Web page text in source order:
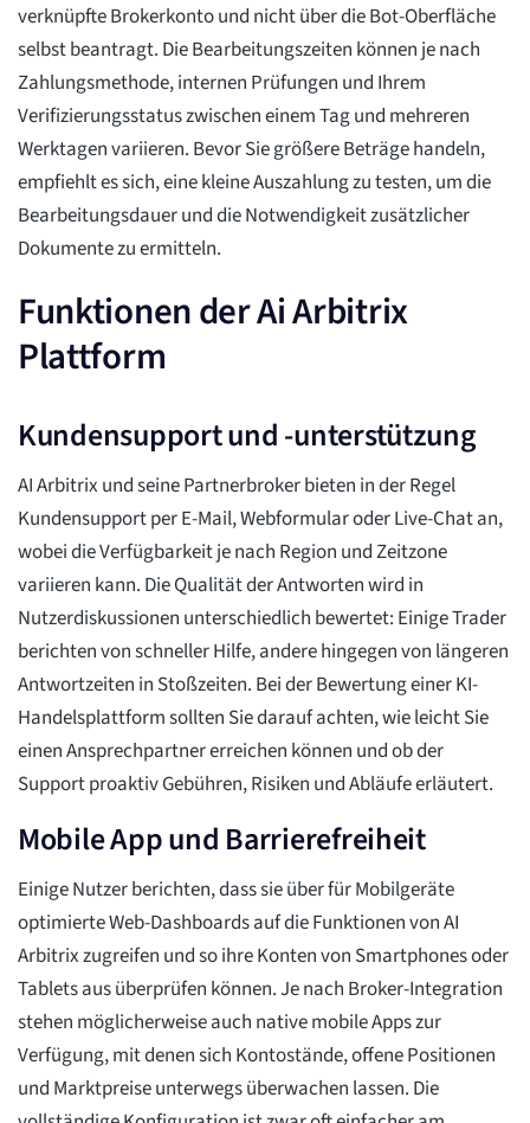
verknüpfte Brokerkonto und nicht über die Bot-Oberfläche
selbst beantragt. Die Bearbeitungszeiten können je nach
Zahlungsmethode, internen Prüfungen und Ihrem
Verifizierungsstatus zwischen einem Tag und mehreren
Werktagen variieren. Bevor Sie größere Beträge handeln,
empfiehlt es sich, eine kleine Auszahlung zu testen, um die
Bearbeitungsdauer und die Notwendigkeit zusätzlicher
Dokumente zu ermitteln.
Funktionen der Ai Arbitrix
Plattform
Kundensupport und -unterstützung
AI Arbitrix und seine Partnerbroker bieten in der Regel
Kundensupport per E-Mail, Webformular oder Live-Chat an,
wobei die Verfügbarkeit je nach Region und Zeitzone
variieren kann. Die Qualität der Antworten wird in
Nutzerdiskussionen unterschiedlich bewertet: Einige Trader
berichten von schneller Hilfe, andere hingegen von längeren
Antwortzeiten in Stoßzeiten. Bei der Bewertung einer KI-
Handelsplattform sollten Sie darauf achten, wie leicht Sie
einen Ansprechpartner erreichen können und ob der
Support proaktiv Gebühren, Risiken und Abläufe erläutert.
Mobile App und Barrierefreiheit
Einige Nutzer berichten, dass sie über für Mobilgeräte
optimierte Web-Dashboards auf die Funktionen von AI
Arbitrix zugreifen und so ihre Konten von Smartphones oder
Tablets aus überprüfen können. Je nach Broker-Integration
stehen möglicherweise auch native mobile Apps zur
Verfügung, mit denen sich Kontostände, offene Positionen
und Marktpreise unterwegs überwachen lassen. Die